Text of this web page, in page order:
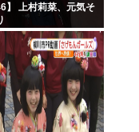
】 上村莉菜、元気そ